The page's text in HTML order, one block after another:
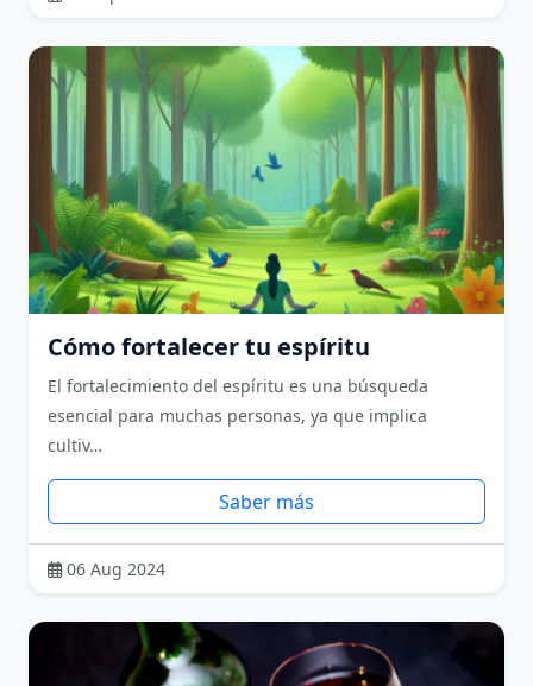
Cómo fortalecer tu espíritu
El fortalecimiento del espíritu es una búsqueda
esencial para muchas personas, ya que implica
cultiv…
Saber más
06 Aug 2024